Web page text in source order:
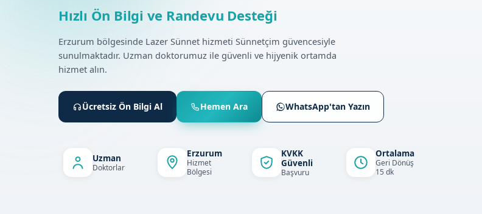
Hızlı Ön Bilgi ve Randevu Desteği
Erzurum bölgesinde Lazer Sünnet hizmeti Sünnetçim güvencesiyle
sunulmaktadır. Uzman doktorumuz ile güvenli ve hijyenik ortamda
hizmet alın.
Ücretsiz Ön Bilgi Al Hemen Ara WhatsApp'tan Yazın
Uzman
Doktorlar
Erzurum
Hizmet
Bölgesi
KVKK
Güvenli
Başvuru
Ortalama
Geri Dönüş
15 dk